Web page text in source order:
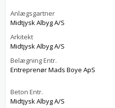
Anlægsgartner
Midtjysk Albyg A/S
Arkitekt
Midtjysk Albyg A/S
Belægning Entr.
Entreprenør Mads Boye ApS
Beton Entr.
Midtjysk Albyg A/S